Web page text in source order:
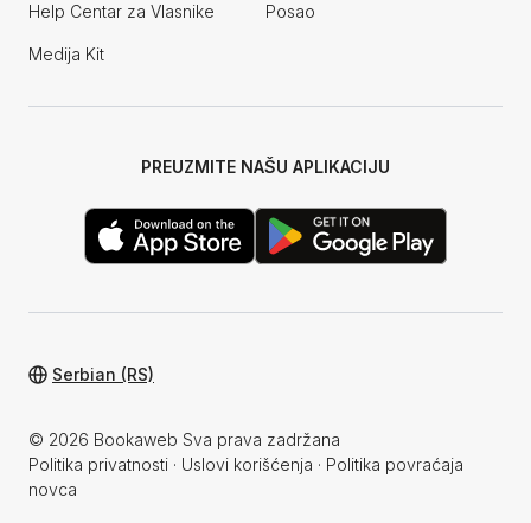
Help Centar za Vlasnike Posao
Medija Kit
PREUZMITE NAŠU APLIKACIJU
© 2026 Bookaweb Sva prava zadržana
Politika privatnosti · Uslovi korišćenja · Politika povraćaja
novca
Serbian (RS)